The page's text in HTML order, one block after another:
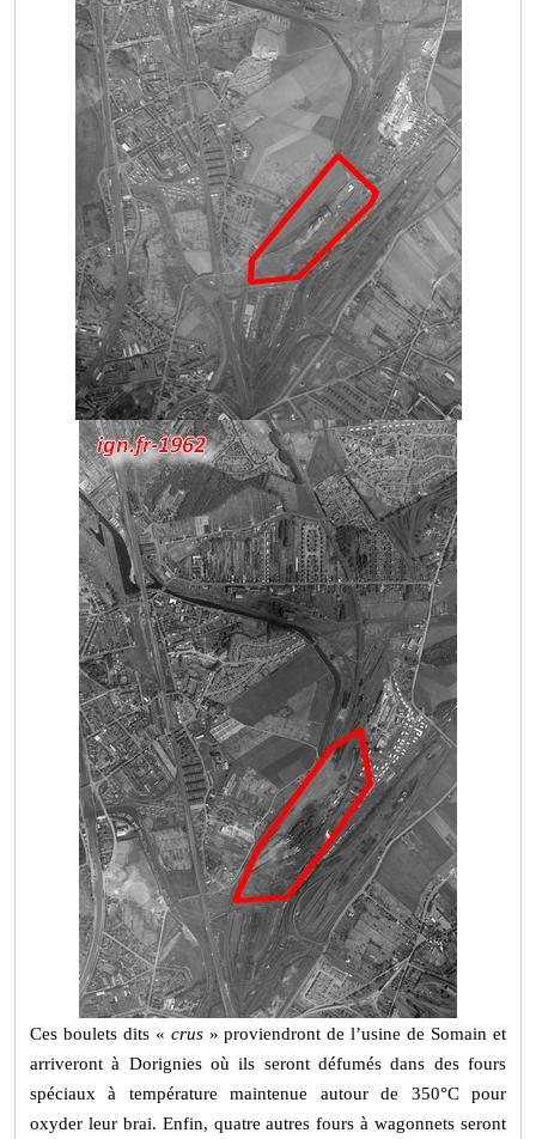
Ces boulets dits « crus» proviendront de l’usine de Somain et
arriveront à Dorignies où ils seront défumés dans des fours
spéciaux à température maintenue autour de 350°C pour
oxyder leur brai. Enfin, quatre autres fours à wagonnets seront